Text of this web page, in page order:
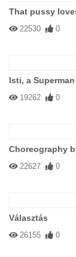
That pussy
22530 0
Isti, a Superman
19262 0
Choreography
22627 0
Választás
26155 0